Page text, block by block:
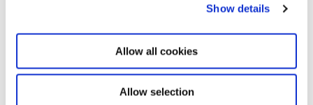
Show details
Allow all cookies
Allow selection
periode på 14 måneder, hvor antallet steg fra ca. 153.300
"Nu knækker kurven, og jeg er ikke et sekund i tvivl om, at
kontanthjælpsloftet kan aflæses i de tal, der heldigvis nu
går den rigtige vej," siger beskæftigelsesminister Troels